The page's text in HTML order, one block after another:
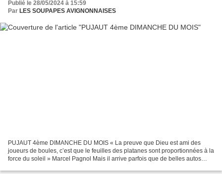
Publié le 28/05/2024 à 15:59
Par LES SOUPAPES AVIGNONNAISES
PUJAUT 4ème DIMANCHE DU MOIS « La preuve que Dieu est ami des
joueurs de boules, c’est que le feuilles des platanes sont proportionnées à la
force du soleil » Marcel Pagnol Mais il arrive parfois que de belles autos